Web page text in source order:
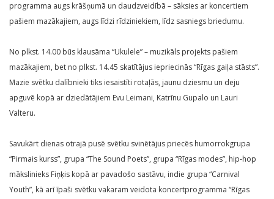
programma augs krāšņumā un daudzveidībā – sāksies ar koncertiem
pašiem mazākajiem, augs līdzi rīdziniekiem, līdz sasniegs briedumu.
No plkst. 14.00 būs klausāma “Ukulele” – muzikāls projekts pašiem
mazākajiem, bet no plkst. 14.45 skatītājus iepriecinās “Rīgas gaiļa stāsts”.
Mazie svētku dalībnieki tiks iesaistīti rotaļās, jaunu dziesmu un deju
apguvē kopā ar dziedātājiem Evu Leimani, Katrīnu Gupalo un Lauri
Valteru.
Savukārt dienas otrajā pusē svētku svinētājus priecēs humorrokgrupa
“Pirmais kurss”, grupa “The Sound Poets”, grupa “Rīgas modes”, hip-hop
mākslinieks Fiņķis kopā ar pavadošo sastāvu, indie grupa “Carnival
Youth”, kā arī īpaši svētku vakaram veidota koncertprogramma “Rīgas